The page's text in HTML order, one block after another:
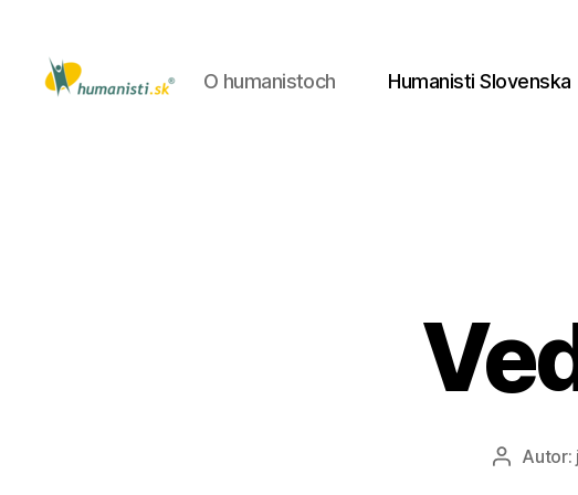
O humanistoch Humanisti Slovenska
AutorAutor: